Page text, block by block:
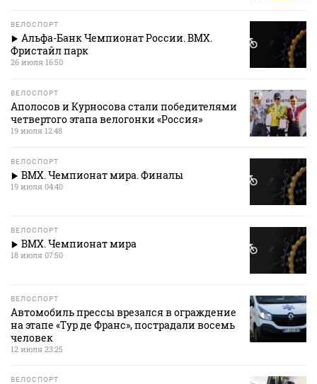
ВЕЛОСПОРТ
Альфа-Банк Чемпионат России. BMX.
Фристайл парк
26 июля 16:50
ВЕЛОСПОРТ
Аполосов и Курносова стали победителями
четвертого этапа велогонки «Россия»
19 июля 12:48
ВЕЛОСПОРТ
ВМХ. Чемпионат мира. Финалы
19 июля 04:40
ВЕЛОСПОРТ
ВМХ. Чемпионат мира
18 июля 07:50
ВЕЛОСПОРТ
Автомобиль прессы врезался в ограждение
на этапе «Тур де Франс», пострадали восемь
человек
12 июля 23:25
ВЕЛОСПОРТ